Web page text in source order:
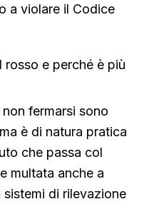
a violare il Codice
rosso e perché è più
fermarsi sono
è di natura pratica
che passa col
multata anche a
di rilevazione